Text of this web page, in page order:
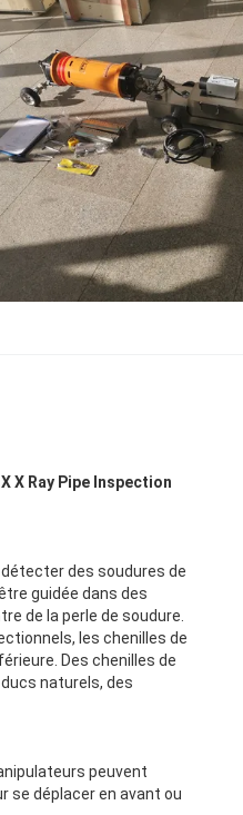
X Ray Pipe Inspection
des soudures de
guidée dans des
de la perle de soudure.
les chenilles de
Des chenilles de
naturels, des
peuvent
se déplacer en avant ou